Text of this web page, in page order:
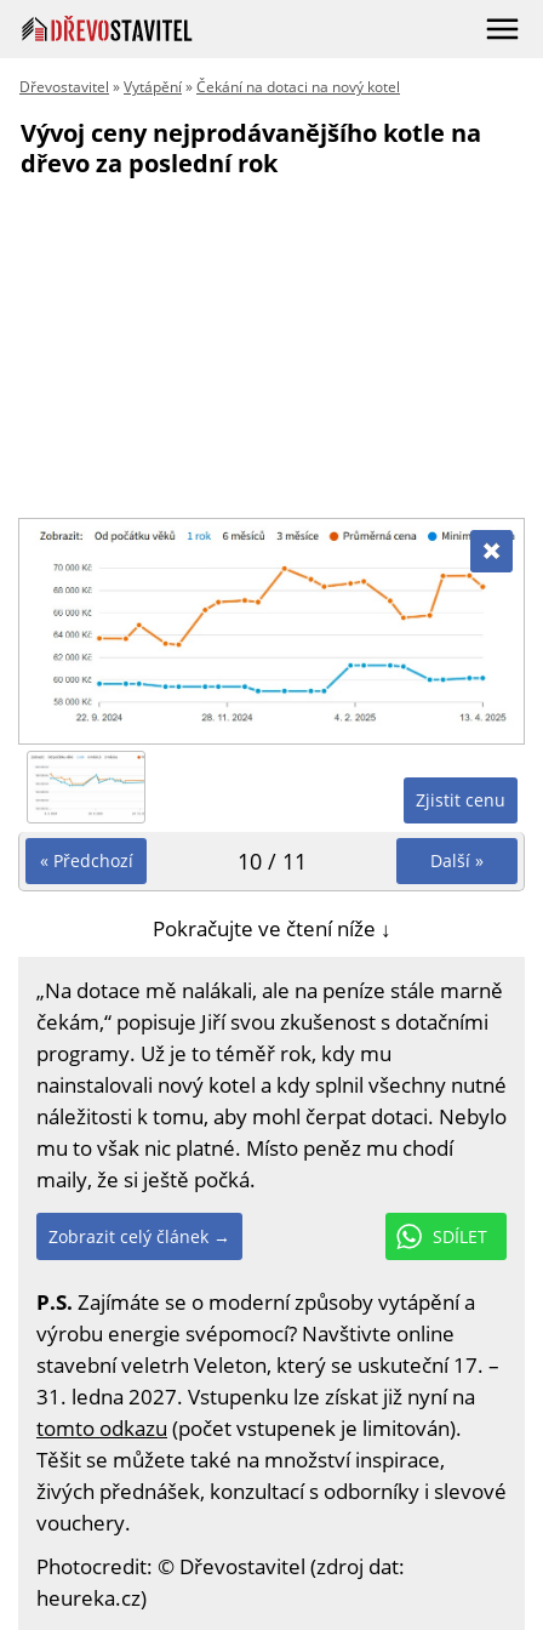
Dřevostavitel »Vytápění»Čekání na dotaci na nový kotel
Vývoj ceny nejprodávanějšího kotle na
dřevo za poslední rok
Zjistit cenu
« Předchozí Další »
10 / 11
Pokračujte ve čtení níže ↓
„Na dotace mě nalákali, ale na peníze stále marně
čekám,“ popisuje Jiří svou zkušenost s dotačními
programy. Už je to téměř rok, kdy mu
nainstalovali nový kotel a kdy splnil všechny nutné
náležitosti k tomu, aby mohl čerpat dotaci. Nebylo
mu to však nic platné. Místo peněz mu chodí
maily, že si ještě počká.
SDÍLET
Zobrazit celý článek →
P.S. Zajímáte se o moderní způsoby vytápění a
výrobu energie svépomocí? Navštivte online
stavební veletrh Veleton, který se uskuteční 17. –
31. ledna 2027. Vstupenku lze získat již nyní na
tomto odkazu (počet vstupenek je limitován).
Těšit se můžete také na množství inspirace,
živých přednášek, konzultací s odborníky i slevové
vouchery.
Photocredit: © Dřevostavitel (zdroj dat:
heureka.cz)